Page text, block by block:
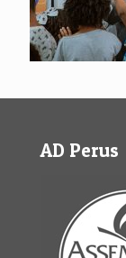
AD Perus